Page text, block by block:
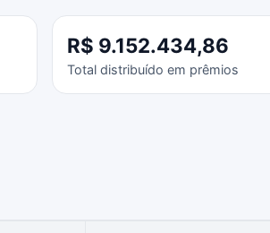
R$ 9.152.434,86
Total distribuído em prêmios